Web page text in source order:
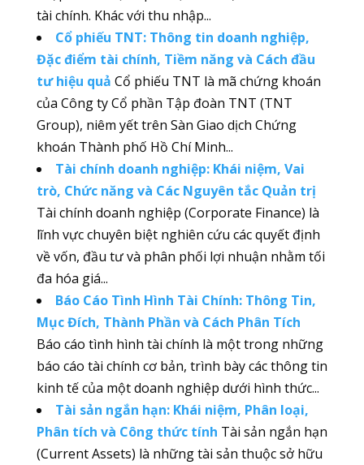
tài chính. Khác với thu nhập...
Cổ phiếu TNT: Thông tin doanh nghiệp,
Đặc điểm tài chính, Tiềm năng và Cách đầu
tư hiệu quả Cổ phiếu TNT là mã chứng khoán
của Công ty Cổ phần Tập đoàn TNT (TNT
Group), niêm yết trên Sàn Giao dịch Chứng
khoán Thành phố Hồ Chí Minh...
Tài chính doanh nghiệp: Khái niệm, Vai
trò, Chức năng và Các Nguyên tắc Quản trị
Tài chính doanh nghiệp (Corporate Finance) là
lĩnh vực chuyên biệt nghiên cứu các quyết định
về vốn, đầu tư và phân phối lợi nhuận nhằm tối
đa hóa giá...
Báo Cáo Tình Hình Tài Chính: Thông Tin,
Mục Đích, Thành Phần và Cách Phân Tích
Báo cáo tình hình tài chính là một trong những
báo cáo tài chính cơ bản, trình bày các thông tin
kinh tế của một doanh nghiệp dưới hình thức...
Tài sản ngắn hạn: Khái niệm, Phân loại,
Phân tích và Công thức tính Tài sản ngắn hạn
(Current Assets) là những tài sản thuộc sở hữu